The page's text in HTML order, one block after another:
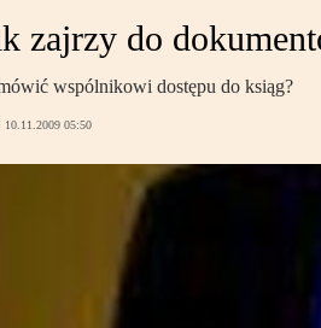
zajrzy do
wspólnikowi dostępu do ksiąg?
10.11.2009 05:50